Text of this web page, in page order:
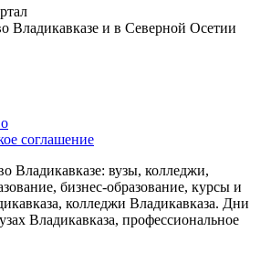
Владикавказе и в Северной Осетии
соглашение
Владикавказе: вузы, колледжи,
бизнес-образование, курсы и
колледжи Владикавказа. Дни
Владикавказа, профессиональное